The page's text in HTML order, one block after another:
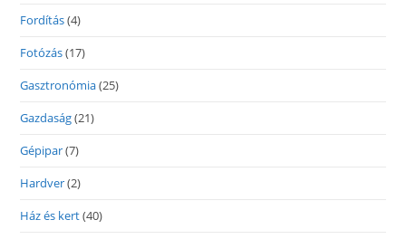
Fordítás(4)
Fotózás(17)
Gasztronómia(25)
Gazdaság(21)
Gépipar(7)
Hardver(2)
Ház és kert(40)